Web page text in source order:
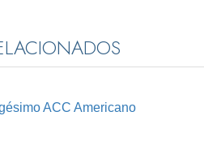
ACC Americano